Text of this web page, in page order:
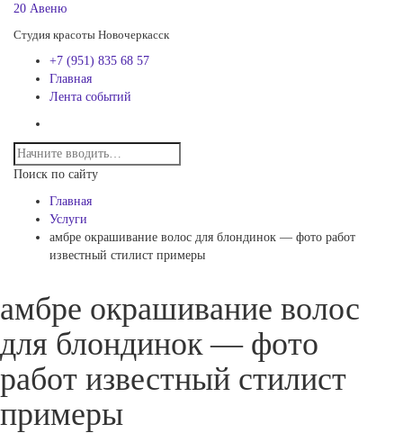
20 Авеню
Студия красоты Новочеркасск
+7 (951) 835 68 57
Главная
Лента событий
Поиск по сайту
Главная
Услуги
амбре окрашивание волос для блондинок — фото работ
известный стилист примеры
амбре окрашивание волос
для блондинок — фото
работ известный стилист
примеры